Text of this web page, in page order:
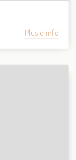
Plus d'info